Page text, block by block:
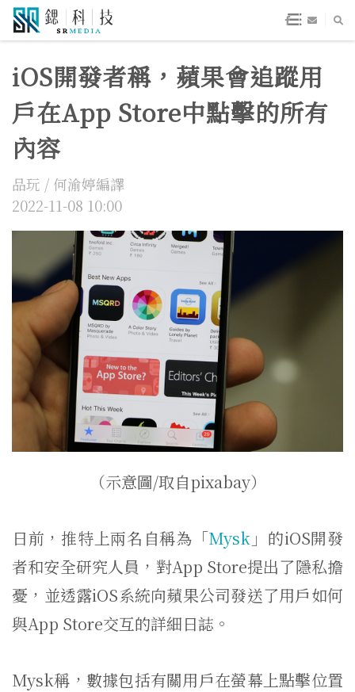
iOS開發者稱，蘋果會追蹤用
戶在App Store中點擊的所有
內容
品玩 / 何渝婷編譯
2022-11-08 10:00
（示意圖/取自pixabay）
日前，推特上兩名自稱為「Mysk 」的iOS開發
者和安全研究人員，對App Store提出了隱私擔
憂，並透露iOS系統向蘋果公司發送了用戶如何
與App Store交互的詳細日誌。
Mysk稱，數據包括有關用戶在螢幕上點擊位置